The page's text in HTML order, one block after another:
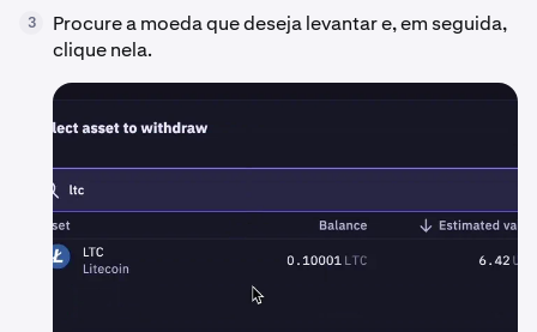
3
Procure a moeda que deseja levantar e, em seguida,
clique nela.